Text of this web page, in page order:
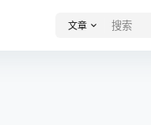
文章